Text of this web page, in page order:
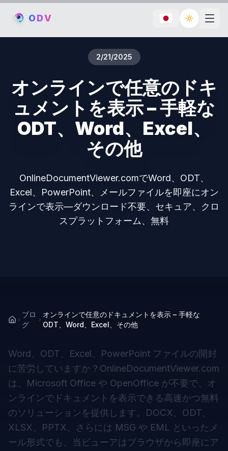
ODV Toggle
2/21/2025
オンラインで任意のドキ
ュメントを表示 – 手軽な
ODT、Word、Excel、
その他
OnlineDocumentViewer.comでWord、ODT、
Excel、PowerPoint、メールファイルを即座にオン
ラインで表示—ダウンロード不要、セキュア、クロ
スプラットフォーム、無料
ブロ
グ
オンラインで任意のドキュメントを表示 – 手軽な
ODT、Word、Excel、その他
Word、ODT、Excel、PowerPoint ファイルの開封
に苦労していますか？OnlineDocumentViewer.com
は、Microsoft Office や OpenOffice が不要で、オ
ンラインでドキュメントを表示できる高速かつ無料
のソリューションを提供します。DOCX、ODT、
XLSX、PPTX、さらには MSG や EML といったメ
ール形式でも、当ビューアはブラウザから即座にア